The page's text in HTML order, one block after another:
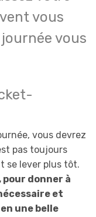
vous
vous
vous devrez
pas toujours
se lever plus tôt.
donner à
et
une belle